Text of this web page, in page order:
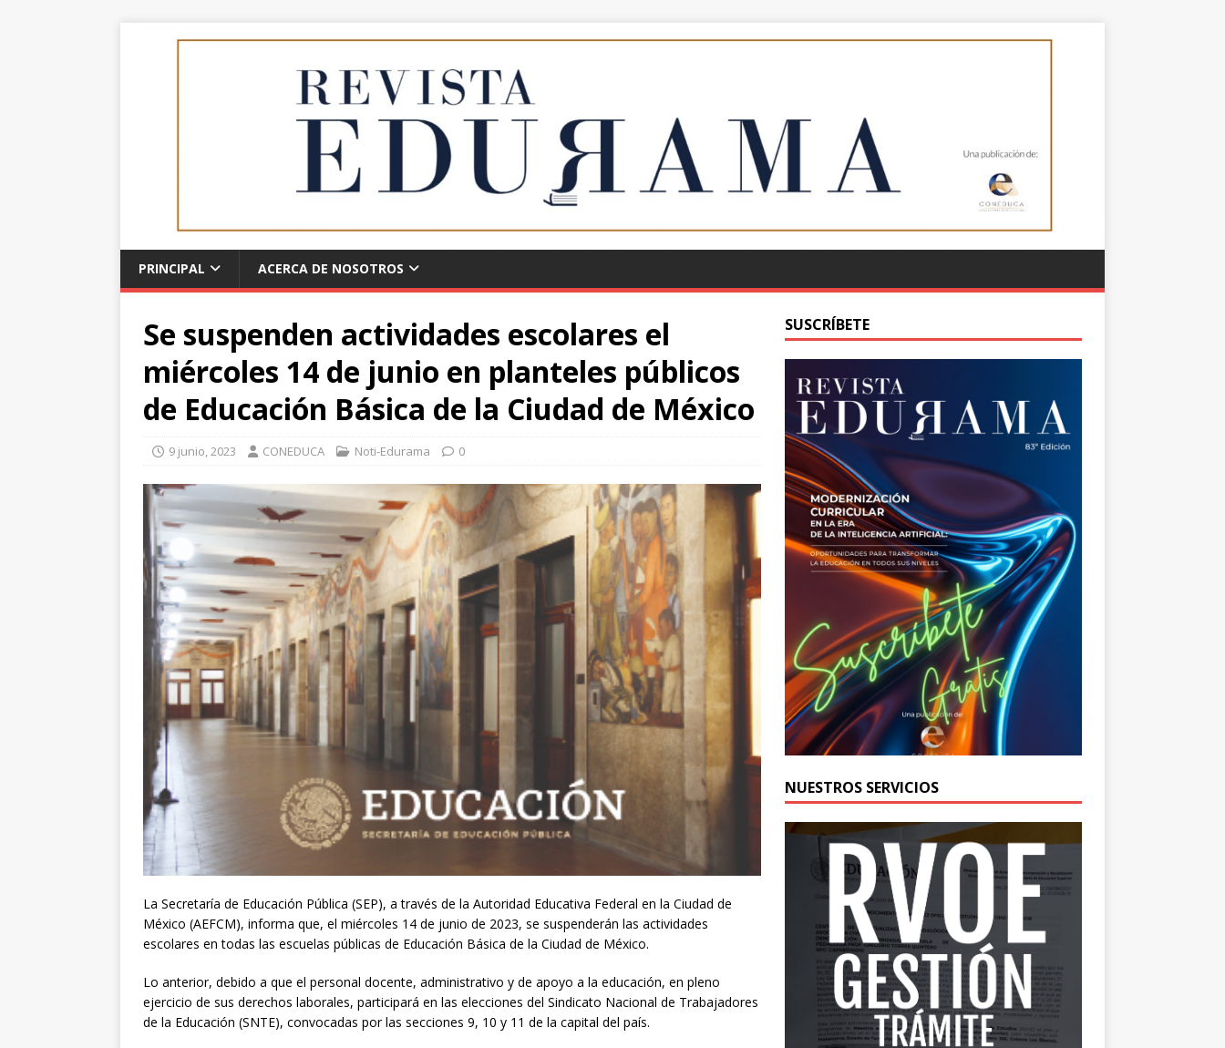
PRINCIPAL ACERCA DE NOSOTROS
Se suspenden actividades escolares el
miércoles 14 de junio en planteles públicos
de Educación Básica de la Ciudad de México
9 junio, 2023 CONEDUCA Noti-Edurama 0
La Secretaría de Educación Pública (SEP), a través de la Autoridad Educativa Federal en la Ciudad de
México (AEFCM), informa que, el miércoles 14 de junio de 2023, se suspenderán las actividades
escolares en todas las escuelas públicas de Educación Básica de la Ciudad de México.
Lo anterior, debido a que el personal docente, administrativo y de apoyo a la educación, en pleno
ejercicio de sus derechos laborales, participará en las elecciones del Sindicato Nacional de Trabajadores
de la Educación (SNTE), convocadas por las secciones 9, 10 y 11 de la capital del país.
SUSCRÍBETE
NUESTROS SERVICIOS